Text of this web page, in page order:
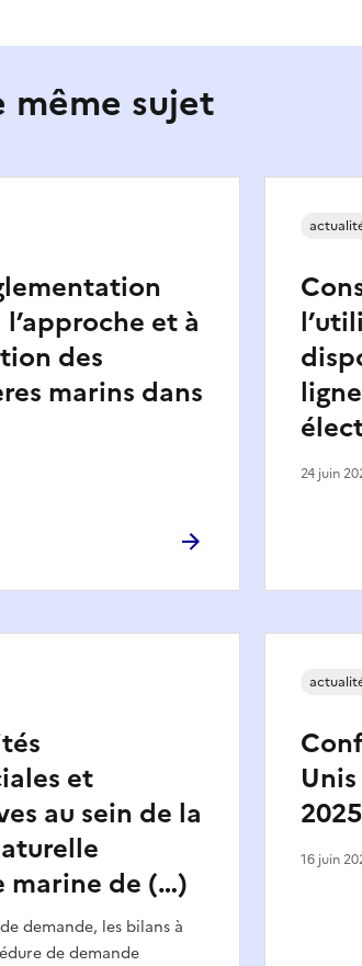
même sujet
et à
des
marins dans
24 juin
et
au sein de la
marine de (…)
demande, les bilans à
de demande
2025
16 juin